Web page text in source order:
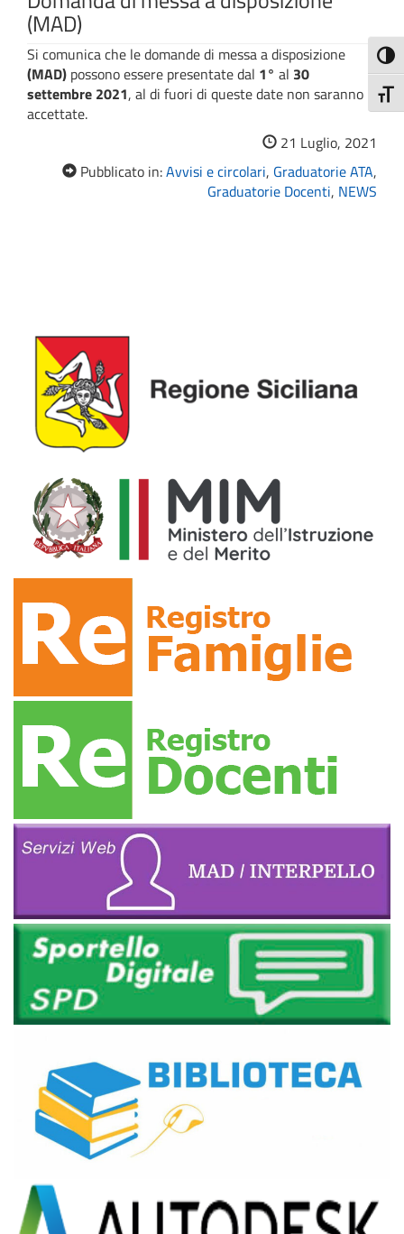
(MAD)
Si comunica che le domande di messa a disposizione
(MAD) possono essere presentate dal 1° al 30
settembre 2021, al di fuori di queste date non saranno
accettate.
21 Luglio, 2021
Pubblicato in:Avvisi e circolari, Graduatorie ATA,
Graduatorie Docenti, NEWS